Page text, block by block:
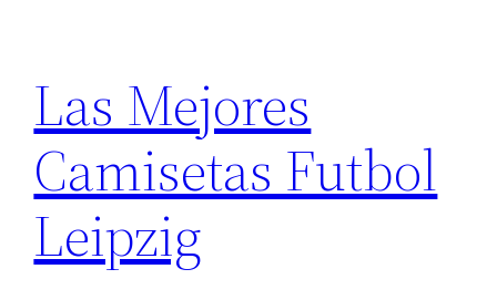
contenido
Las Mejores
Camisetas Futbol
Leipzig